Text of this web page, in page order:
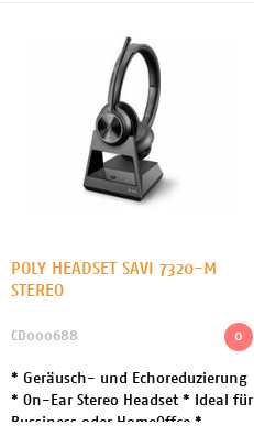
POLY HEADSET SAVI 7320-M
STEREO
0
CD000688
* Geräusch- und Echoreduzierung
* On-Ear Stereo Headset * Ideal für
Bussiness oder HomeOffce *